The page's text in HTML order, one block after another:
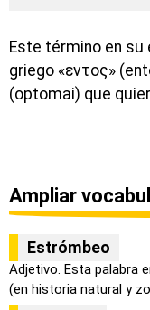
Este término en
griego «εντος»
(optomai) que
Ampliar
Estrómbeo
Adjetivo. Esta palabra
(en historia natural y